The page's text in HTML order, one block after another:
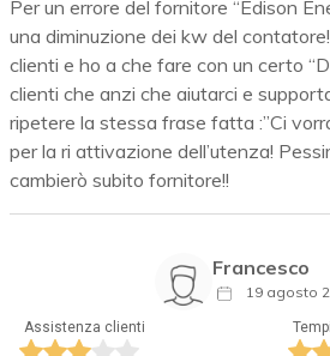
Per un errore del fornitore “Edison
una diminuzione dei kw del
clienti e ho a che fare con un certo
clienti che anzi che aiutarci e
ripetere la stessa frase fatta :”Ci
per la ri attivazione dell’utenza!
cambierò subito fornitore!!
Francesco
19 agosto
Assistenza clienti